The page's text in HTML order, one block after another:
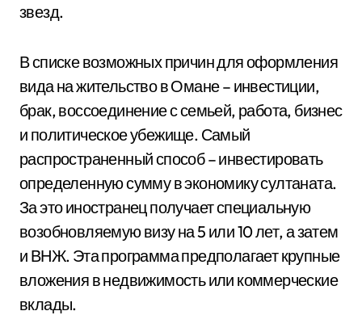
звезд.
В списке возможных причин для оформления
вида на жительство в Омане – инвестиции,
брак, воссоединение с семьей, работа, бизнес
и политическое убежище. Самый
распространенный способ – инвестировать
определенную сумму в экономику султаната.
За это иностранец получает специальную
возобновляемую визу на 5 или 10 лет, а затем
и ВНЖ. Эта программа предполагает крупные
вложения в недвижимость или коммерческие
вклады.